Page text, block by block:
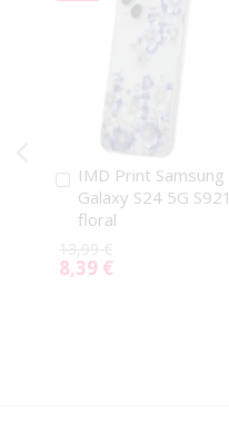
IMD Print Samsung
Galaxy S24 5G S921
floral
13,99 €
Special
8,39 €
Pridať
do
košíka